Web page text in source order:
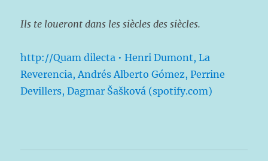
Ils te loueront dans les siècles des siècles.
http://Quam dilecta • Henri Dumont, La
Reverencia, Andrés Alberto Gómez, Perrine
Devillers, Dagmar Šašková (spotify.com)